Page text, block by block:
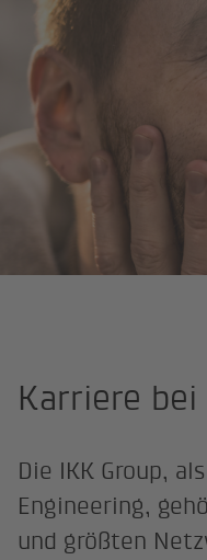
Karriere bei
Die IKK Group,
Engineering,
und größten